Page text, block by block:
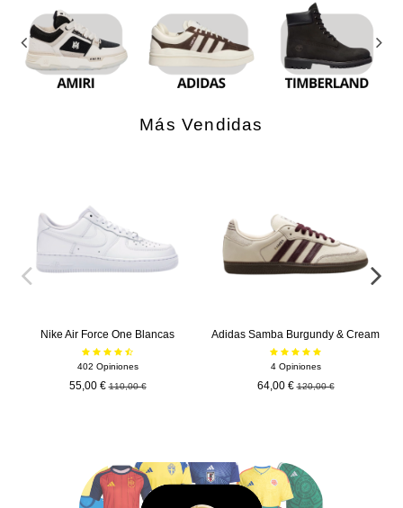
Más Vendidas
Nike Air Force One Blancas
402 Opiniones
55,00 € 110,00 €
Adidas Samba Burgundy & Cream
4 Opiniones
64,00 € 120,00 €